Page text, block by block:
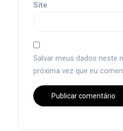
Site
Salvar meus dados neste
próxima vez que eu